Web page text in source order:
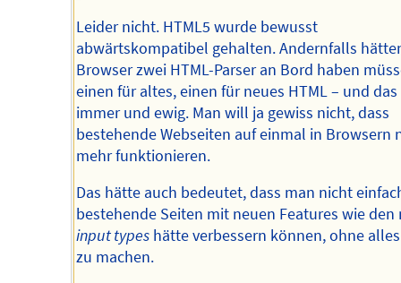
Leider nicht. HTML5 wurde bewusst
abwärtskompatibel gehalten. Andernfalls
Browser zwei HTML-Parser an Bord haben
einen für altes, einen für neues HTML – und
immer und ewig. Man will ja gewiss nicht, dass
bestehende Webseiten auf einmal in Browsern
mehr funktionieren.
Das hätte auch bedeutet, dass man nicht
bestehende Seiten mit neuen Features wie den
input typeshätte verbessern können, ohne
zu machen.